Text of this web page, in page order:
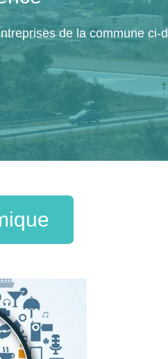
de la commune ci-